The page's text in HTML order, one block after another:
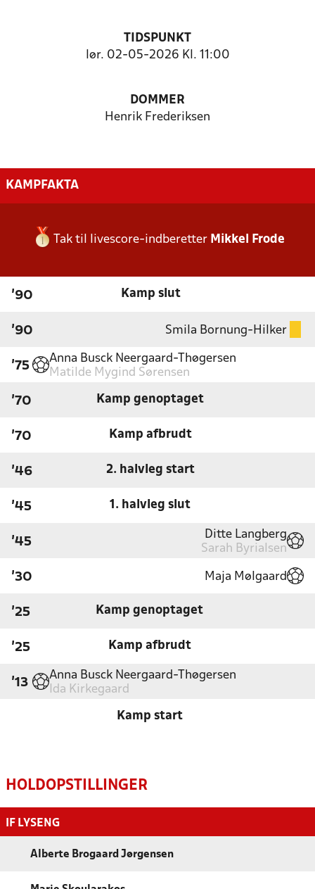
TIDSPUNKT
lør. 02-05-2026 Kl. 11:00
DOMMER
Henrik Frederiksen
KAMPFAKTA
Tak til livescore-indberetter Mikkel Frode
'90 Kamp slut
'90 Smila Bornung-Hilker
'75
Anna Busck Neergaard-Thøgersen
Matilde Mygind Sørensen
'70 Kamp genoptaget
'70 Kamp afbrudt
'46 2. halvleg start
'45 1. halvleg slut
'45
Ditte Langberg
Sarah Byrialsen
'30 Maja Mølgaard
'25 Kamp genoptaget
'25 Kamp afbrudt
'13
Anna Busck Neergaard-Thøgersen
Ida Kirkegaard
Kamp start
HOLDOPSTILLINGER
IF LYSENG
Alberte Brogaard Jørgensen